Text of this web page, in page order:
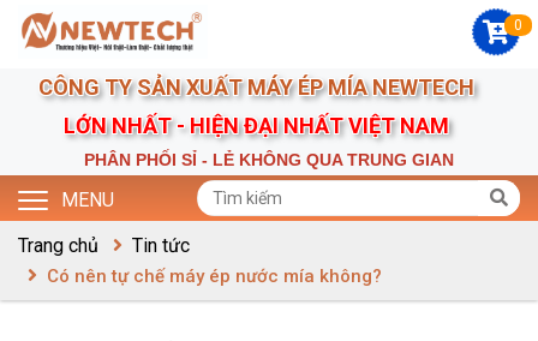
0
CÔNG TY SẢN XUẤT MÁY ÉP MÍA NEWTECH
LỚN NHẤT - HIỆN ĐẠI NHẤT VIỆT NAM
PHÂN PHỐI SỈ - LẺ KHÔNG QUA TRUNG GIAN
MENU
Trang chủ Tin tức
Có nên tự chế máy ép nước mía không?